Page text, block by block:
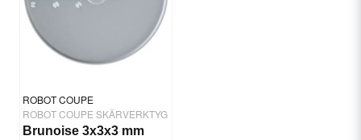
ROBOT COUPE
ROBOT COUPE SKÄRVERKTYG
Brunoise 3x3x3 mm